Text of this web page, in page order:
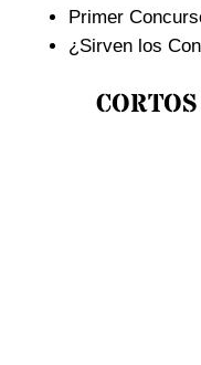
Primer
¿Sirven los